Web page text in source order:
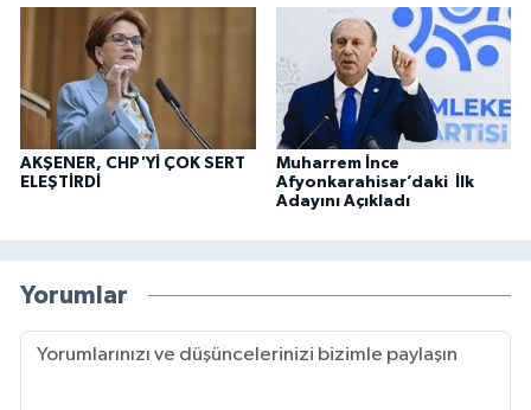
AKŞENER, CHP'Yİ ÇOK SERT
ELEŞTİRDİ
Muharrem İnce
Afyonkarahisar’daki İlk
Adayını Açıkladı
Yorumlar